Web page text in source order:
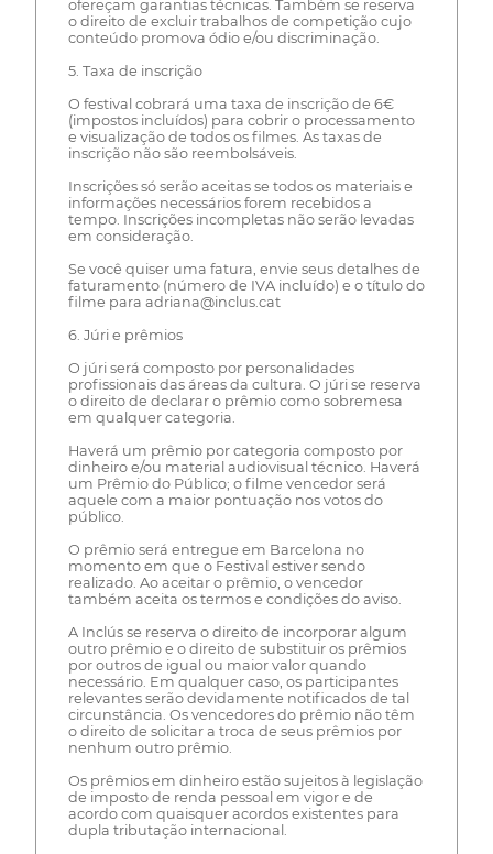
ofereçam garantias técnicas. Também se reserva
o direito de excluir trabalhos de competição cujo
conteúdo promova ódio e/ou discriminação.
5. Taxa de inscrição
O festival cobrará uma taxa de inscrição de 6€
(impostos incluídos) para cobrir o processamento
e visualização de todos os filmes. As taxas de
inscrição não são reembolsáveis.
Inscrições só serão aceitas se todos os materiais e
informações necessários forem recebidos a
tempo. Inscrições incompletas não serão levadas
em consideração.
Se você quiser uma fatura, envie seus detalhes de
faturamento (número de IVA incluído) e o título do
filme para adriana@inclus.cat
6. Júri e prêmios
O júri será composto por personalidades
profissionais das áreas da cultura. O júri se reserva
o direito de declarar o prêmio como sobremesa
em qualquer categoria.
Haverá um prêmio por categoria composto por
dinheiro e/ou material audiovisual técnico. Haverá
um Prêmio do Público; o filme vencedor será
aquele com a maior pontuação nos votos do
público.
O prêmio será entregue em Barcelona no
momento em que o Festival estiver sendo
realizado. Ao aceitar o prêmio, o vencedor
também aceita os termos e condições do aviso.
A Inclús se reserva o direito de incorporar algum
outro prêmio e o direito de substituir os prêmios
por outros de igual ou maior valor quando
necessário. Em qualquer caso, os participantes
relevantes serão devidamente notificados de tal
circunstância. Os vencedores do prêmio não têm
o direito de solicitar a troca de seus prêmios por
nenhum outro prêmio.
Os prêmios em dinheiro estão sujeitos à legislação
de imposto de renda pessoal em vigor e de
acordo com quaisquer acordos existentes para
dupla tributação internacional.